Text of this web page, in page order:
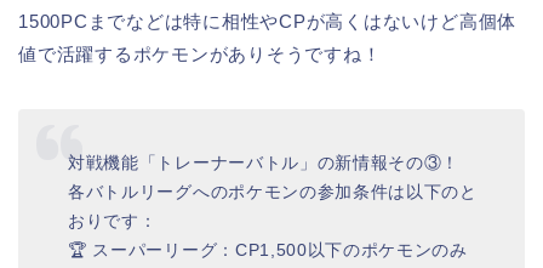
1500PCまでなどは特に相性やCPが高くはないけど高個体
値で活躍するポケモンがありそうですね！
対戦機能「トレーナーバトル」の新情報その③！
各バトルリーグへのポケモンの参加条件は以下のと
おりです：
🏆 スーパーリーグ：CP1,500以下のポケモンのみ